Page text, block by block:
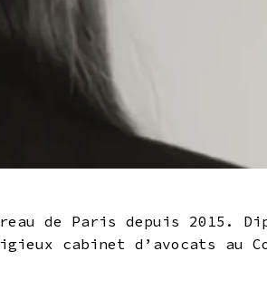
de Paris depuis 2015.
cabinet d’avocats au